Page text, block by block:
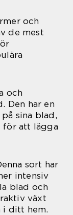
och
de mest
och
Den har en
sina blad,
att lägga
sort har
intensiv
blad och
växt
i ditt hem.